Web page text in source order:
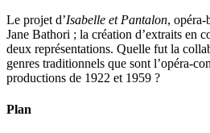
Le projet d’Isabelle et Pantalon, opéra-
Jane Bathori ; la création d’extraits en
deux représentations. Quelle fut la
genres traditionnels que sont l’opéra-
productions de 1922 et 1959 ?
Plan